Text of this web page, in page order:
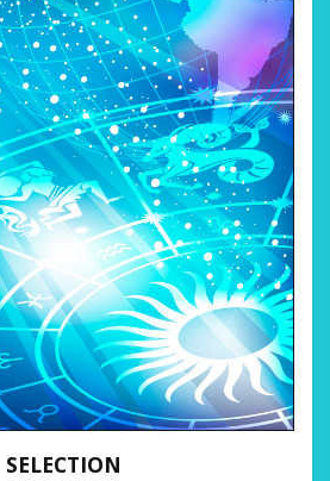
SELECTION